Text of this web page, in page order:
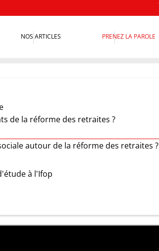
NOS ARTICLES PRENEZ LA PAROLE
de la réforme des retraites ?
autour de la réforme des retraites ?
à l'Ifop